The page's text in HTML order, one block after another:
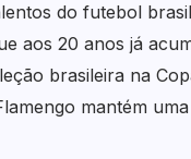
do futebol
aos 20 anos já
brasileira na
mantém